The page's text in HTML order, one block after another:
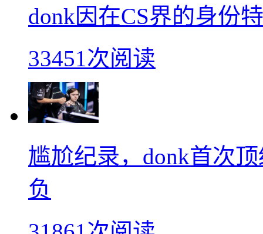
donk因在CS界的身份
33451次阅读
尴尬纪录，donk首次
负